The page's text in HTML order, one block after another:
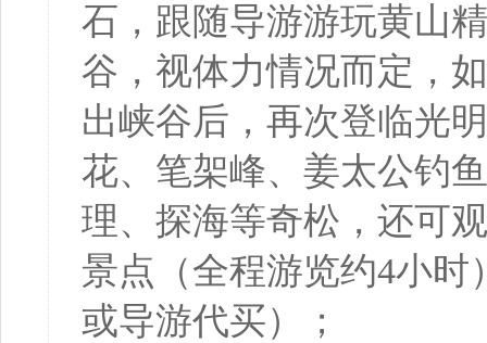
石，跟随导游游玩黄山
谷，视体力情况而定，
出峡谷后，再次登临光
花、笔架峰、姜太公钓
理、探海等奇松，还可
景点（全程游览约4小时
或导游代买）；